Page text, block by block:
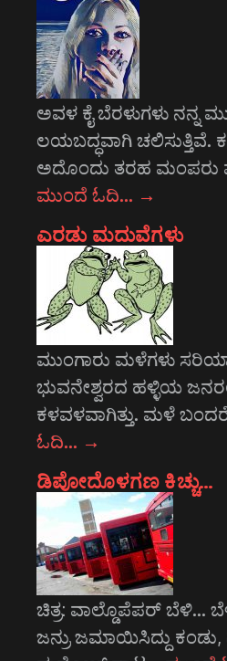
ಅವಳ ಕೈ ಬೆರಳುಗಳು ನನ್ನ
ಲಯಬದ್ಧವಾಗಿ ಚಲಿಸುತ್ತಿವೆ.
ಅದೊಂದು ತರಹ ಮಂಪರು
ಮುಂದೆ ಓದಿ… →
ಎರಡು ಮದುವೆಗಳು
ಮುಂಗಾರು ಮಳೆಗಳು
ಭುವನೇಶ್ವರದ ಹಳ್ಳಿಯ
ಕಳವಳವಾಗಿತ್ತು. ಮಳೆ
ಓದಿ… →
ಡಿಪೋದೊಳಗಣ ಕಿಚ್ಚು…
ಚಿತ್ರ: ವಾಲ್ಡೊಪೆಪರ್‍ ಬೆಳಿ…
ಜನ್ರು ಜಮಾಯಿಸಿದ್ದು